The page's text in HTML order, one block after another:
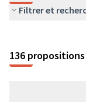
Filtrer et
136 propositions